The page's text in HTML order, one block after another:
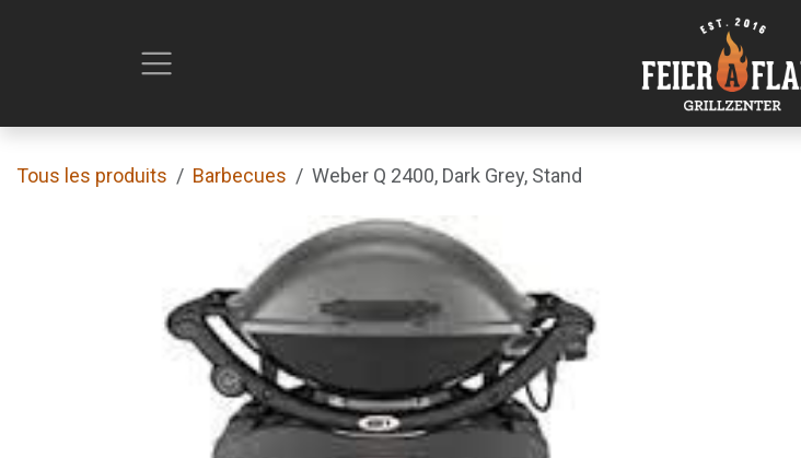
Tous les produits Barbecues Weber Q 2400, Dark Grey, Stand